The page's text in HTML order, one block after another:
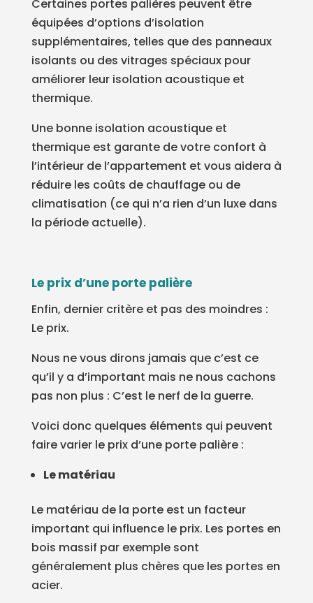
Certaines portes palières peuvent être
équipées d’options d’isolation
supplémentaires, telles que des panneaux
isolants ou des vitrages spéciaux pour
améliorer leur isolation acoustique et
thermique.
Une bonne isolation acoustique et
thermique est garante de votre confort à
l’intérieur de l’appartement et vous aidera à
réduire les coûts de chauffage ou de
climatisation (ce qui n’a rien d’un luxe dans
la période actuelle).
Le prix d’une porte palière
Enfin, dernier critère et pas des moindres :
Le prix.
Nous ne vous dirons jamais que c’est ce
qu’il y a d’important mais ne nous cachons
pas non plus : C’est le nerf de la guerre.
Voici donc quelques éléments qui peuvent
faire varier le prix d’une porte palière :
Le matériau
Le matériau de la porte est un facteur
important qui influence le prix. Les portes en
bois massif par exemple sont
généralement plus chères que les portes en
acier.